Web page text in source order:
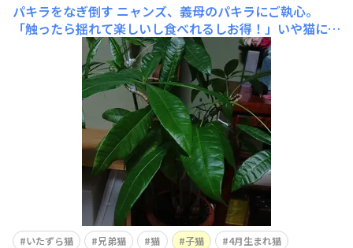
パキラをなぎ倒す ニャンズ、義母のパキラにご執心。
「触ったら揺れて楽しいし食べれるしお得！」いや猫に毒
ではないらしいけど義母が大切に育ててるから食べんとい
て😅そして今日は隙を見てパキラをなぎ倒されて「あ
ー！もー！」と言いながら片付ける。細かい土までは取り
切らんので夜遅くに掃除機を掛ける羽目になりました😂
いたずら猫 兄弟猫 猫 子猫
4月生まれ猫